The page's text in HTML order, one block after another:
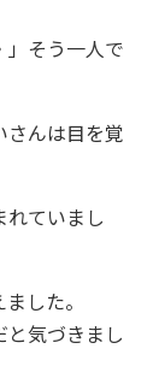
」そう一人で
さんは目を覚
ていまし
した。
気づきまし